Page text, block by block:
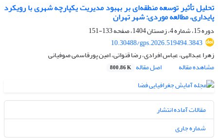
تحلیل تأثیر توسعه منطقه‌ای بر بهبود مدیریت یکپارچه شهری با رویکرد
پایداری، مطالعه موردی: ‌شهر تهران
دوره 15، شماره 4، زمستان 1404، صفحه
133-151
10.30488/gps.2026.519494.3843
زهرا عبدالهی، عباس افرادی، رضا قنواتی، امین پورقاسمی صوفیانی
مشاهده مقاله
اصل مقاله 800.86 K
مقالات آماده انتشار
شماره جاری